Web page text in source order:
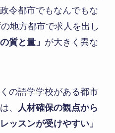
令都市でもなんでもな
地方都市で求人を出し
質と量」 が大きく異な
の語学学校がある都市
、
人材確保の観点から
ッスンが受けやすい」